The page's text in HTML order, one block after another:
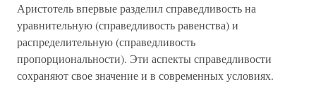
Аристотель впервые разделил справедливость на
уравнительную (справедливость равенства) и
распределительную (справедливость
пропорциональности). Эти аспекты справедливости
сохраняют свое значение и в современных условиях.